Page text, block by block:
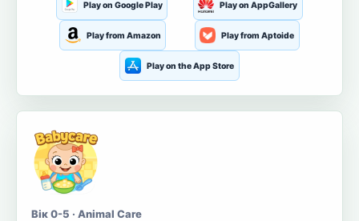
Play on Google Play Play on AppGallery
Play from Amazon Play from Aptoide
Play on the App Store
Вік 0-5 · Animal Care